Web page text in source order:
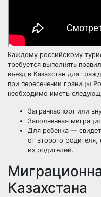
Каждому российскому
требуется выполнять
въезд в Казахстан для
при пересечении границы
необходимо иметь
Загранпаспорт или
Заполненная
Для ребенка —
от второго родителя,
из родителей.
Казахстана